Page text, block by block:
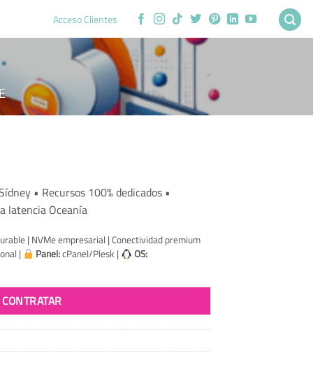
Acceso Clientes
• Recursos 100% dedicados •
latencia Oceanía
| NVMe empresarial | Conectividad premium
| Panel:cPanel/Plesk | OS:
CONTRATAR